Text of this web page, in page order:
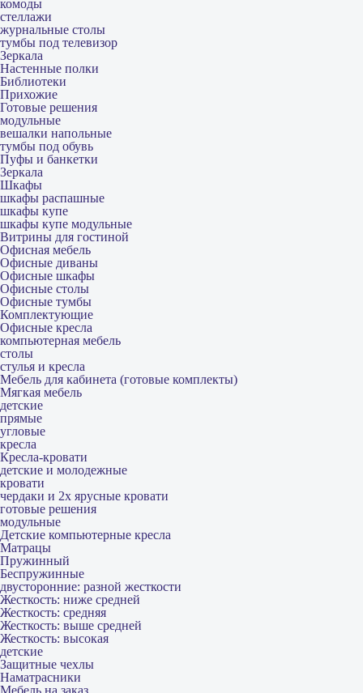
комоды
стеллажи
журнальные столы
тумбы под телевизор
Зеркала
Настенные полки
Библиотеки
Прихожие
Готовые решения
модульные
вешалки напольные
тумбы под обувь
Пуфы и банкетки
Зеркала
Шкафы
шкафы распашные
шкафы купе
шкафы купе модульные
Витрины для гостиной
Офисная мебель
Офисные диваны
Офисные шкафы
Офисные столы
Офисные тумбы
Комплектующие
Офисные кресла
компьютерная мебель
столы
стулья и кресла
Мебель для кабинета (готовые комплекты)
Мягкая мебель
детские
прямые
угловые
кресла
Кресла-кровати
детские и молодежные
кровати
чердаки и 2х ярусные кровати
готовые решения
модульные
Детские компьютерные кресла
Матрацы
Пружинный
Беспружинные
двусторонние: разной жесткости
Жесткость: ниже средней
Жесткость: средняя
Жесткость: выше средней
Жесткость: высокая
детские
Защитные чехлы
Наматрасники
Мебель на заказ